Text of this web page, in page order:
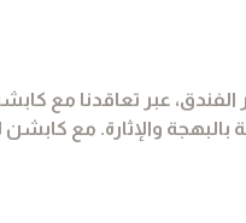
الفندق، عبر تعاقدنا مع
بالبهجة والإثارة. مع